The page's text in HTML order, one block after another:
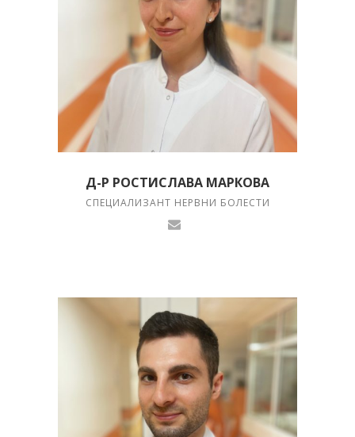
Д-Р РОСТИСЛАВА МАРКОВА
СПЕЦИАЛИЗАНТ НЕРВНИ БОЛЕСТИ